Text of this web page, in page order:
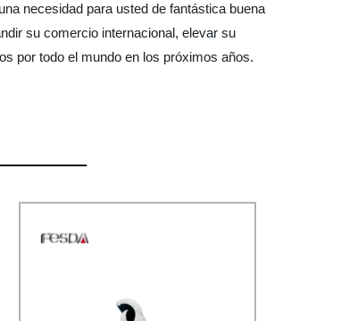
necesidad para usted de fantástica buena
su comercio internacional, elevar su
por todo el mundo en los próximos años.